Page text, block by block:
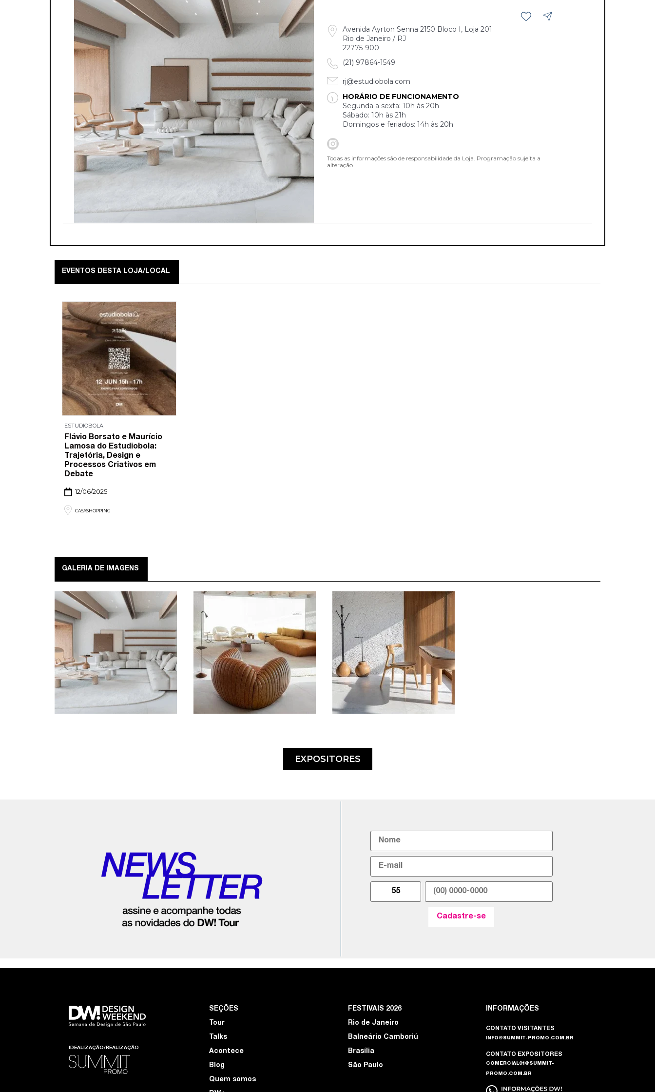
Avenida Ayrton Senna 2150 Bloco I, Loja 201
Rio de Janeiro / RJ
22775-900
(21) 97864-1549
rj@estudiobola.com
HORÁRIO DE FUNCIONAMENTO
Segunda a sexta: 10h às 20h
Sábado: 10h às 21h
Domingos e feriados: 14h às 20h
Todas as informações são de responsabilidade da Loja. Programação sujeita a
alteração.
EVENTOS DESTA LOJA/LOCAL
ESTUDIOBOLA
Flávio Borsato e Maurício
Lamosa do Estudiobola:
Trajetória, Design e
Processos Criativos em
Debate
12/06/2025
CASASHOPPING
GALERIA DE IMAGENS
EXPOSITORES
IDEALIZAÇÃO/REALIZAÇÃO
SEÇÕES
Tour
Talks
Acontece
Blog
Quem somos
FESTIVAIS 2026
Rio de Janeiro
Balneário Camboriú
Brasília
São Paulo
INFORMAÇÕES
CONTATO VISITANTES
INFO@SUMMIT-PROMO.COM.BR
CONTATO EXPOSITORES
COMERCIAL01@SUMMIT-
PROMO.COM.BR